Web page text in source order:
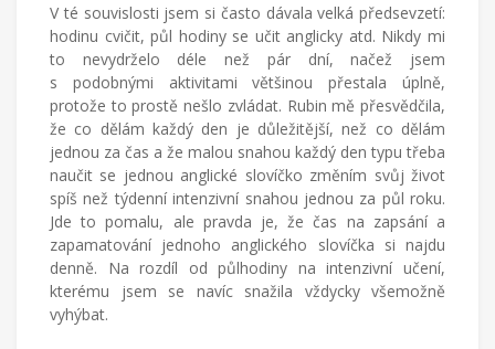
V té souvislosti jsem si často dávala velká předsevzetí:
hodinu cvičit, půl hodiny se učit anglicky atd. Nikdy mi
to nevydrželo déle než pár dní, načež jsem
s podobnými aktivitami většinou přestala úplně,
protože to prostě nešlo zvládat. Rubin mě přesvědčila,
že co dělám každý den je důležitější, než co dělám
jednou za čas a že malou snahou každý den typu třeba
naučit se jednou anglické slovíčko změním svůj život
spíš než týdenní intenzivní snahou jednou za půl roku.
Jde to pomalu, ale pravda je, že čas na zapsání a
zapamatování jednoho anglického slovíčka si najdu
denně. Na rozdíl od půlhodiny na intenzivní učení,
kterému jsem se navíc snažila vždycky všemožně
vyhýbat.